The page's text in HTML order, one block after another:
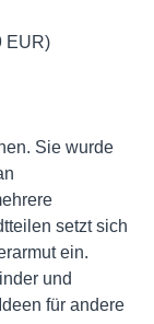
EUR)
Sie wurde
setzt sich
ein.
und
für andere